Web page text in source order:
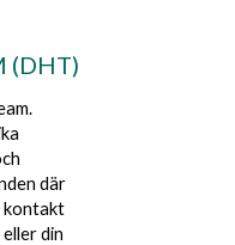
(DHT)
där
kontakt
din